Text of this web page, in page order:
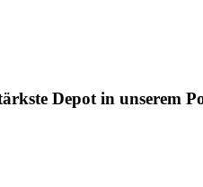
Depot in unserem